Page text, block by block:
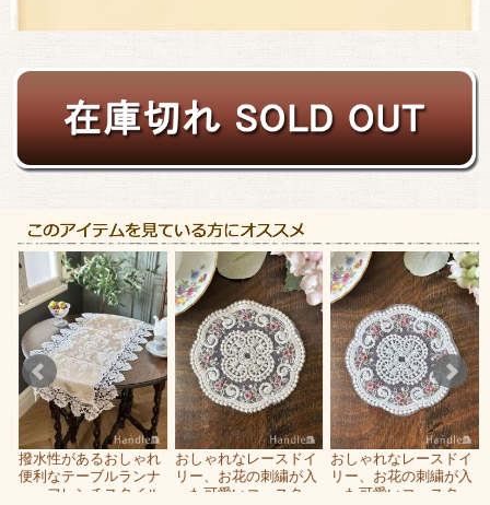
撥水性があるおしゃれ
便利なテーブルランナ
ー、フレンチスタイル
おしゃれなレースドイ
リー、お花の刺繍が入
った可愛いコースター
おしゃれなレースドイ
リー、お花の刺繍が入
った可愛いコースター